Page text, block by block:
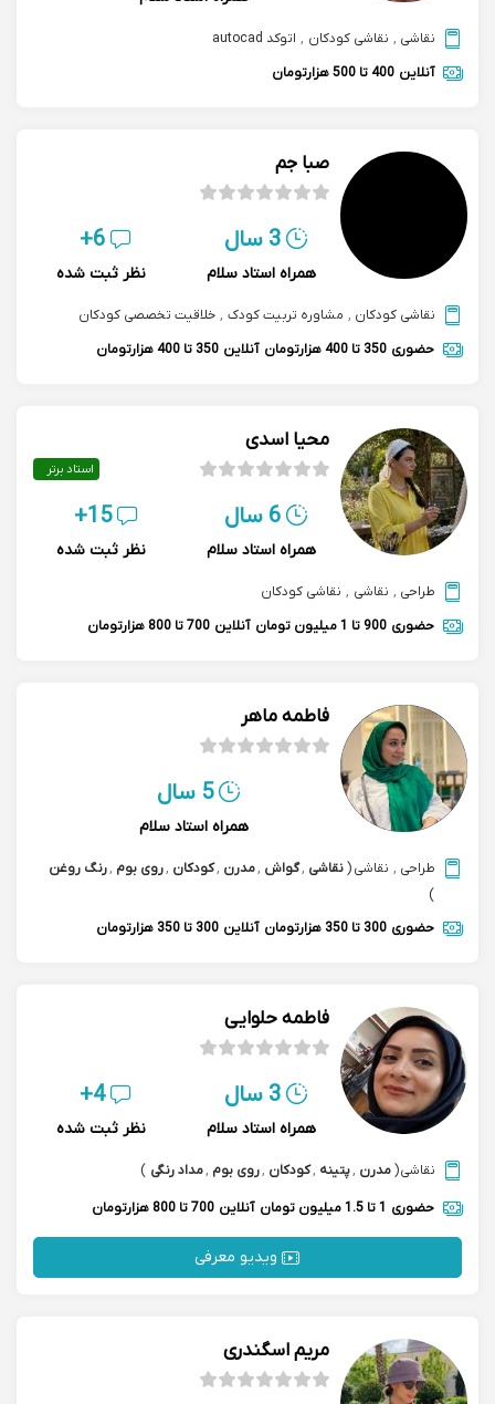
نقاشی , نقاشی کودکان , اتوکد autocad
آنلاین 400 تا 500 هزارتومان
صبا جم
3 سال
همراه استاد سلام
6+
نظر ثبت شده
نقاشی کودکان , مشاوره تربیت کودک , خلاقیت تخصصی کودکان
حضوری 350 تا 400 هزارتومان آنلاین 350 تا 400 هزارتومان
محیا اسدی
استاد برتر
6 سال
همراه استاد سلام
15+
نظر ثبت شده
طراحی , نقاشی , نقاشی کودکان
حضوری 900 تا 1 میلیون تومان آنلاین 700 تا 800 هزارتومان
فاطمه ماهر
5 سال
همراه استاد سلام
طراحی , نقاشی(نقاشی ,گواش ,مدرن ,کودکان ,روی بوم ,رنگ روغن
)
حضوری 300 تا 350 هزارتومان آنلاین 300 تا 350 هزارتومان
فاطمه حلوایی
3 سال
همراه استاد سلام
4+
نظر ثبت شده
نقاشی(مدرن ,پتینه ,کودکان ,روی بوم ,مداد رنگی )
حضوری 1 تا 1.5 میلیون تومان آنلاین 700 تا 800 هزارتومان
ویدیو معرفی
مریم اسگندری